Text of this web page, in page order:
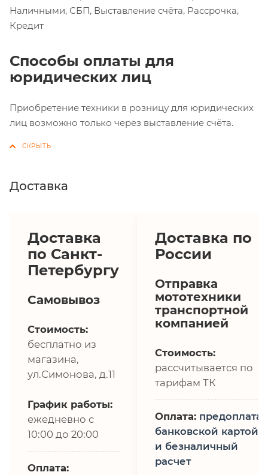
Наличными, СБП, Выставление счёта, Рассрочка,
Кредит
Способы оплаты для
юридических лиц
Приобретение техники в розницу для юридических
лиц возможно только через выставление счёта.
Доставка
Доставка
по Санкт-
Петербургу
Самовывоз
Стоимость:
бесплатно из
магазина,
ул.Симонова, д.11
График работы:
ежедневно с
10:00 до 20:00
Оплата:
Доставка по
России
Отправка
мототехники
транспортной
компанией
Стоимость:
рассчитывается по
тарифам ТК
Оплата: предоплата,
банковской картой
и безналичный
расчет